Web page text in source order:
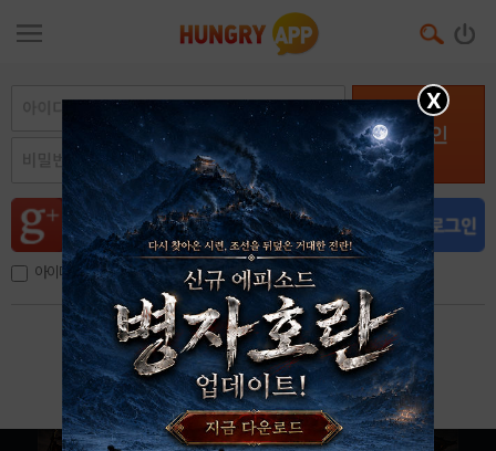
로그인
아이디, 이메일 저장
아이디 / 비밀번호 찾기 회원가입
X